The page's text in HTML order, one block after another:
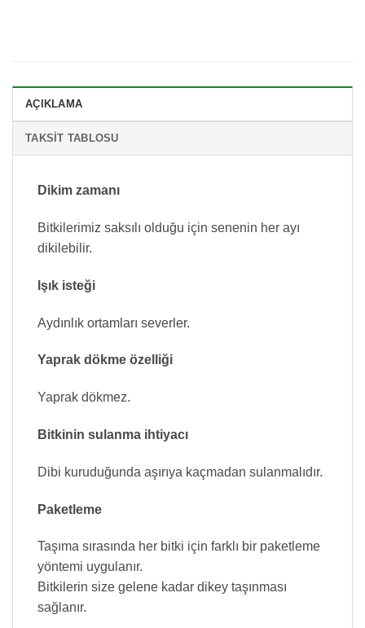
AÇIKLAMA
TAKSIT TABLOSU
Dikim zamanı
Bitkilerimiz saksılı olduğu için senenin her ayı
dikilebilir.
Işık isteği
Aydınlık ortamları severler.
Yaprak dökme özelliği
Yaprak dökmez.
Bitkinin sulanma ihtiyacı
Dibi kuruduğunda aşırıya kaçmadan sulanmalıdır.
Paketleme
Taşıma sırasında her bitki için farklı bir paketleme
yöntemi uygulanır.
Bitkilerin size gelene kadar dikey taşınması
sağlanır.